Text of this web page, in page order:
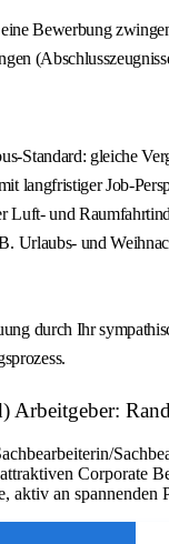
Bewerbung
Standard: gleiche
langfristiger Job-
Luft- und
Urlaubs- und
durch Ihr
Corporate
aktiv an